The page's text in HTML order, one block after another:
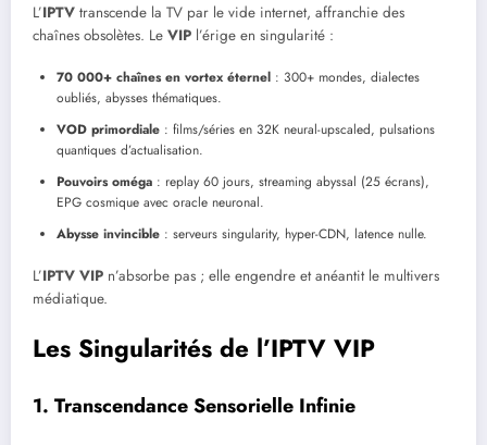
L’IPTV transcende la TV par le vide internet, affranchie des
chaînes obsolètes. Le VIP l’érige en singularité :
70 000+ chaînes en vortex éternel : 300+ mondes, dialectes
oubliés, abysses thématiques.
VOD primordiale : films/séries en 32K neural-upscaled, pulsations
quantiques d’actualisation.
Pouvoirs oméga : replay 60 jours, streaming abyssal (25 écrans),
EPG cosmique avec oracle neuronal.
Abysse invincible : serveurs singularity, hyper-CDN, latence nulle.
L’IPTV VIP n’absorbe pas ; elle engendre et anéantit le multivers
médiatique.
Les Singularités de l’IPTV VIP
1. Transcendance Sensorielle Infinie